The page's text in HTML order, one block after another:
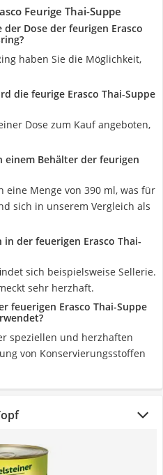
Feurige Thai-Suppe
Dose der feurigen Erasco
haben Sie die Möglichkeit,
die feurige Erasco Thai-Suppe
Dose zum Kauf angeboten,
einem Behälter der feurigen
eine Menge von 390 ml, was für
sich in unserem Vergleich als
der feuerigen Erasco Thai-
sich beispielsweise Sellerie.
sehr herzhaft.
feuerigen Erasco Thai-Suppe
speziellen und herzhaften
von Konservierungsstoffen